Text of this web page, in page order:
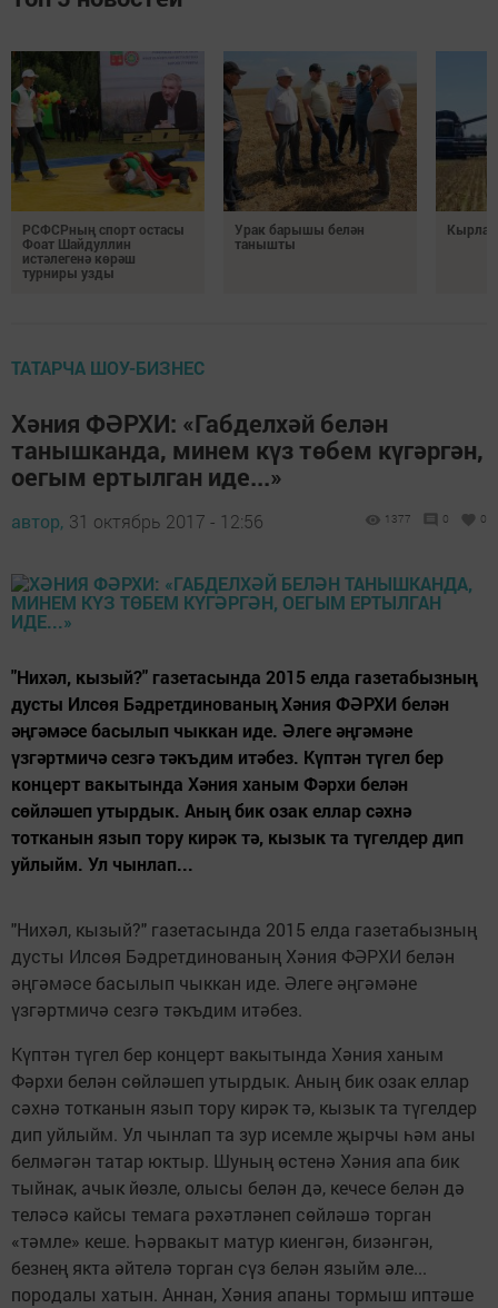
РСФСРның спорт остасы
Фоат Шайдуллин
истәлегенә көрәш
турниры узды
Урак барышы белән
танышты
ТАТАРЧА ШОУ-БИЗНЕС
Хәния ФӘРХИ: «Габделхәй белән
танышканда, минем күз төбем күгәргән,
оегым ертылган иде...»
автор, 31 октябрь 2017 - 12:56 1377 0 0
"Нихәл, кызый?" газетасында 2015 елда газетабызның
дусты Илсөя Бәдретдинованың Хәния ФӘРХИ белән
әңгәмәсе басылып чыккан иде. Әлеге әңгәмәне
үзгәртмичә сезгә тәкъдим итәбез. Күптән түгел бер
концерт вакытында Хәния ханым Фәрхи белән
сөйләшеп утырдык. Аның бик озак еллар сәхнә
тотканын язып тору кирәк тә, кызык та түгелдер дип
уйлыйм. Ул чынлап...
"Нихәл, кызый?" газетасында 2015 елда газетабызның
дусты Илсөя Бәдретдинованың Хәния ФӘРХИ белән
әңгәмәсе басылып чыккан иде. Әлеге әңгәмәне
үзгәртмичә сезгә тәкъдим итәбез.
Күптән түгел бер концерт вакытында Хәния ханым
Фәрхи белән сөйләшеп утырдык. Аның бик озак еллар
сәхнә тотканын язып тору кирәк тә, кызык та түгелдер
дип уйлыйм. Ул чынлап та зур исемле җырчы һәм аны
белмәгән татар юктыр. Шуның өстенә Хәния апа бик
тыйнак, ачык йөзле, олысы белән дә, кечесе белән дә
теләсә кайсы темага рәхәтләнеп сөйләшә торган
«тәмле» кеше. Һәрвакыт матур киенгән, бизәнгән,
безнең якта әйтелә торган сүз белән языйм әле...
породалы хатын. Аннан, Хәния апаны тормыш иптәше